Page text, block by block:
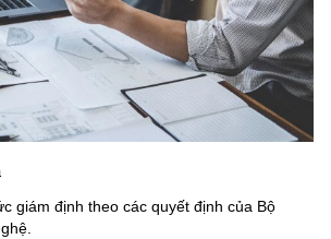
giám định theo các quyết định của Bộ